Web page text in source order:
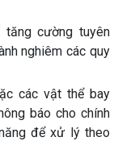
cường tuyên
nghiêm các quy
các vật thể bay
báo cho chính
để xử lý theo